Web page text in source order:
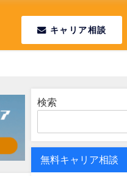
キャリア相談
検索
無料キャリア相談